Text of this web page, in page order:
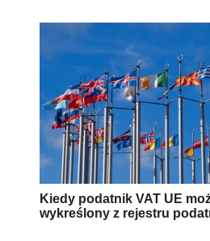
Kiedy podatnik VAT UE
wykreślony z rejestru